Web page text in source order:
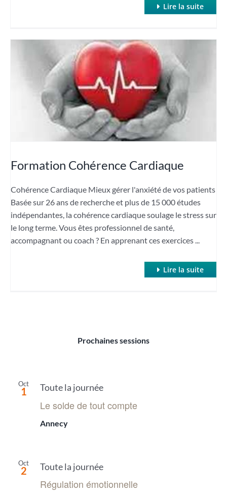
Lire la suite
Formation Cohérence Cardiaque
Cohérence Cardiaque Mieux gérer l'anxiété de vos patients
Basée sur 26 ans de recherche et plus de 15 000 études
indépendantes, la cohérence cardiaque soulage le stress sur
le long terme. Vous êtes professionnel de santé,
accompagnant ou coach ? En apprenant ces exercices ...
Lire la suite
Prochaines sessions
Oct
1 Toute la journée
Le solde de tout compte
Annecy
Oct
2 Toute la journée
Régulation émotionnelle